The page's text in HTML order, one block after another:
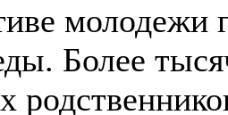
молодежи
Более